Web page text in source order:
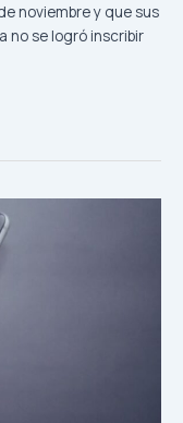
noviembre y que sus
no se logró inscribir